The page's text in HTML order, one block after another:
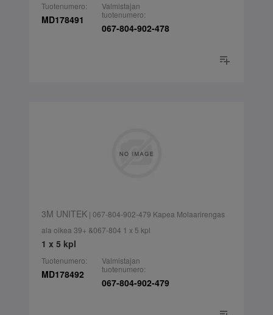
Tuotenumero:
MD178491
Valmistajan
tuotenumero:
067-804-902-478
3M UNITEK| 067-804-902-479 Kapea Molaarirengas
ala oikea 39+ &067-804 1 x 5 kpl
1 x 5 kpl
Tuotenumero:
MD178492
Valmistajan
tuotenumero:
067-804-902-479